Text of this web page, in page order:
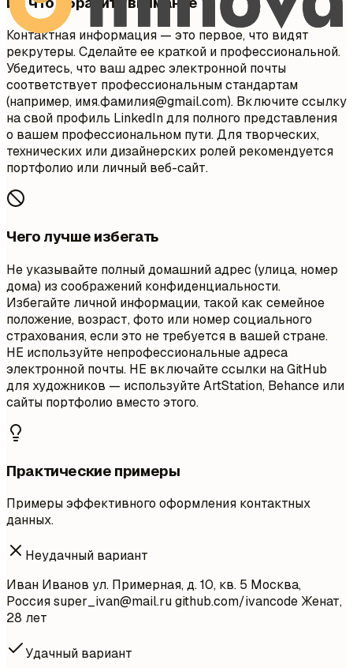
Контактная информация — это первое, что видят
рекрутеры. Сделайте ее краткой и профессиональной.
Убедитесь, что ваш адрес электронной почты
соответствует профессиональным стандартам
(например, имя.фамилия@gmail.com). Включите ссылку
на свой профиль LinkedIn для полного представления
о вашем профессиональном пути. Для творческих,
технических или дизайнерских ролей рекомендуется
портфолио или личный веб-сайт.
Чего лучше избегать
Не указывайте полный домашний адрес (улица, номер
дома) из соображений конфиденциальности.
Избегайте личной информации, такой как семейное
положение, возраст, фото или номер социального
страхования, если это не требуется в вашей стране.
НЕ используйте непрофессиональные адреса
электронной почты. НЕ включайте ссылки на GitHub
для художников — используйте ArtStation, Behance или
сайты портфолио вместо этого.
Практические примеры
Примеры эффективного оформления контактных
данных.
Неудачный вариант
Иван Иванов ул. Примерная, д. 10, кв. 5 Москва,
Россияsuper_ivan@mail.rugithub.com/ivancode Женат,
28 лет
Удачный вариант